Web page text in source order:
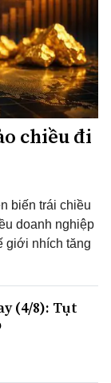
chiều đi
biến trái chiều
doanh nghiệp
giới nhích tăng
(4/8): Tụt